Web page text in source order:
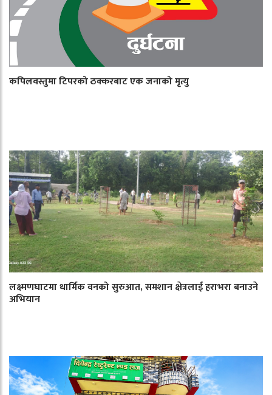
कपिलवस्तुमा टिपरको ठक्करबाट एक जनाको मृत्यु
लक्ष्मणघाटमा धार्मिक वनको सुरुआत, समशान क्षेत्रलाई हराभरा बनाउने
अभियान